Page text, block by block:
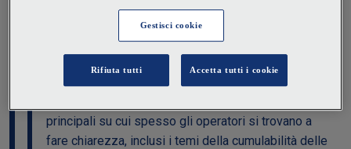
alcuni chiarimenti sotto forma di FAQ (tra cui quelle
del 10 aprile 2025) riguardanti il Piano Transizione
transizione energetica e digitale del sistema
principali su cui spesso gli operatori si trovano a
fare chiarezza, inclusi i temi della cumulabilità delle